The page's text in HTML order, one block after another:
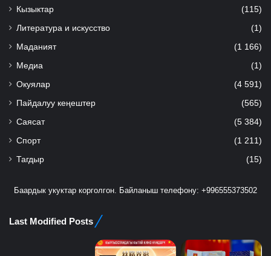
Кызыктар (115)
Литература и искусство (1)
Маданият (1 166)
Медиа (1)
Окуялар (4 591)
Пайдалуу кеңештер (565)
Саясат (5 384)
Спорт (1 211)
Тагдыр (15)
Баардык укуктар корголгон. Байланыш телефону: +996555373502
Last Modified Posts